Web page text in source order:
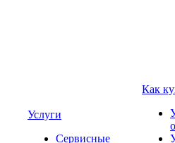
Услуги
Сервисные
Как